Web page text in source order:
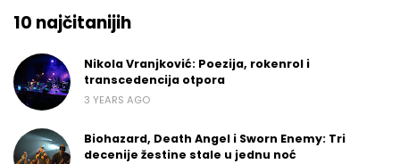
10 najčitanijih
Nikola Vranjković: Poezija, rokenrol i
transcedencija otpora
3 YEARS AGO
Biohazard, Death Angel i Sworn Enemy: Tri
decenije žestine stale u jednu noć